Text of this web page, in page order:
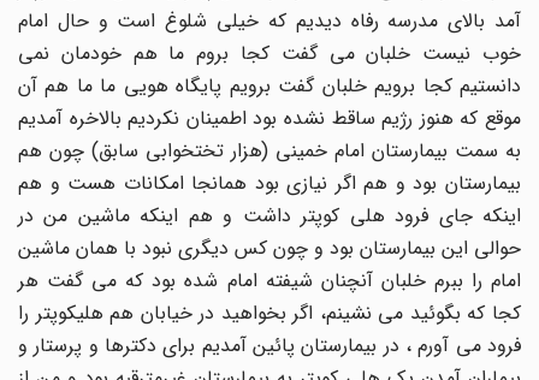
آمد بالاى مدرسه‌ رفاه‌ دیدیم که‌ خیلى شلوغ است و حال امام
خوب نیست خلبان می گفت کجا بروم ما هم خودمان نمی
دانستیم کجا برویم خلبان گفت برویم پایگاه‌ هویى ما ما هم آن
موقع که‌ هنوز رژیم ساقط نشده‌ بود اطمینان نکردیم بالاخره‌ آمدیم
به‌ سمت بیمارستان امام خمینى (هزار تختخوابى سابق) چون هم
بیمارستان بود و هم اگر نیازى بود همانجا امکانات هست و هم
اینکه‌ جاى فرود هلى کوپتر داشت و هم اینکه‌ ماشین من در
حوالى این بیمارستان بود و چون کس دیگرى نبود با همان ماشین
امام را ببرم خلبان آنچنان شیفته‌ امام شده‌ بود که‌ می گفت هر
کجا که‌ بگوئید می نشینم، اگر بخواهید در خیابان هم هلیکوپتر را
فرود مى آورم ، در بیمارستان پائین آمدیم براى دکترها و پرستار و